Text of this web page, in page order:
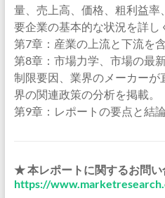
量、売上高、価格、粗利益
要企業の基本的な状況を詳し
第7章：産業の上流と下流を
第8章：市場力学、市場の最
制限要因、業界のメーカー
界の関連政策の分析を掲載。
第9章：レポートの要点と結論
★ 本レポートに関するお問
https://